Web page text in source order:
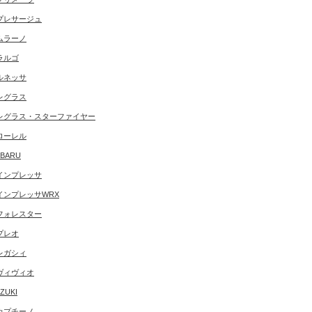
レサージュ
ラーノ
ルゴ
ネッサ
グラス
グラス・スターファイヤー
ーレル
ンプレッサ
ンプレッサWRX
ォレスター
レオ
ガシィ
ィヴィオ